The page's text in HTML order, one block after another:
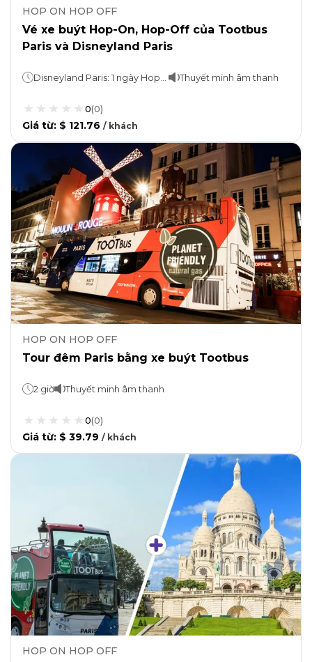
HOP ON HOP OFF
Vé xe buýt Hop-On, Hop-Off của Tootbus
Paris và Disneyland Paris
Thuyết minh âm thanh
0(0)
Giá từ: $ 121.76 / khách
HOP ON HOP OFF
Tour đêm Paris bằng xe buýt Tootbus
2 giờ Thuyết minh âm thanh
0(0)
Giá từ: $ 39.79 / khách
HOP ON HOP OFF